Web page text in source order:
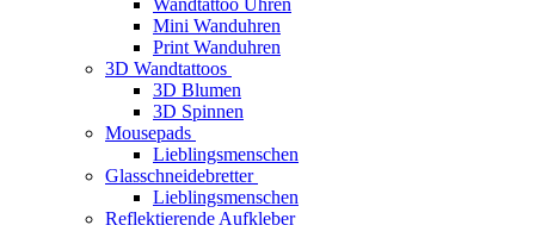
Wandtattoo Uhren
Mini Wanduhren
Print Wanduhren
3D Wandtattoos
3D Blumen
3D Spinnen
Mousepads
Lieblingsmenschen
Glasschneidebretter
Lieblingsmenschen
Reflektierende Aufkleber